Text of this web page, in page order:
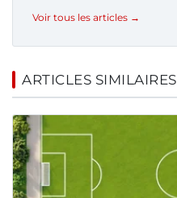
Voir tous les articles →
ARTICLES SIMILAIRES